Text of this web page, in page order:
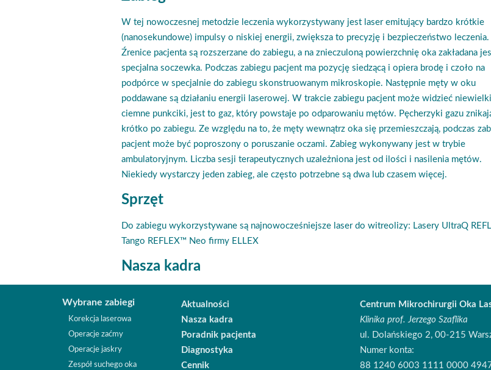
W tej nowoczesnej metodzie leczenia wykorzystywany jest laser emitujący bardzo krótkie
(nanosekundowe) impulsy o niskiej energii, zwiększa to precyzję i bezpieczeństwo leczenia.
Źrenice pacjenta są rozszerzane do zabiegu, a na znieczuloną powierzchnię oka zakładana
specjalna soczewka. Podczas zabiegu pacjent ma pozycję siedzącą i opiera brodę i czoło na
podpórce w specjalnie do zabiegu skonstruowanym mikroskopie. Następnie męty w oku
poddawane są działaniu energii laserowej. W trakcie zabiegu pacjent może widzieć
ciemne punkciki, jest to gaz, który powstaje po odparowaniu mętów. Pęcherzyki gazu
krótko po zabiegu. Ze względu na to, że męty wewnątrz oka się przemieszczają, podczas
pacjent może być poproszony o poruszanie oczami. Zabieg wykonywany jest w trybie
ambulatoryjnym. Liczba sesji terapeutycznych uzależniona jest od ilości i nasilenia mętów.
Niekiedy wystarczy jeden zabieg, ale często potrzebne są dwa lub czasem więcej.
Sprzęt
Do zabiegu wykorzystywane są najnowocześniejsze laser do witreolizy: Lasery UltraQ
Tango REFLEX™ Neo firmy ELLEX
Nasza kadra
Wybrane zabiegi
Korekcja laserowa
Operacje zaćmy
Operacje jaskry
Zespół suchego oka
Aktualności
Nasza kadra
Poradnik pacjenta
Diagnostyka
Cennik
Centrum Mikrochirurgii Oka
Klinika prof. Jerzego Szaflika
ul. Dolańskiego 2, 00-215
Numer konta:
88 1240 6003 1111 0000